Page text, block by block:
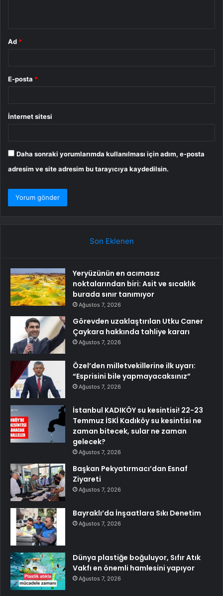
Ad *
E-posta *
İnternet sitesi
Daha sonraki yorumlarımda kullanılması için adım, e-posta
adresim ve site adresim bu tarayıcıya kaydedilsin.
Son Eklenen
Yeryüzünün en acımasız
noktalarından biri: Asit ve sıcaklık
burada sınır tanımıyor
Ağustos 7, 2026
Görevden uzaklaştırılan Utku Caner
Çaykara hakkında tahliye kararı
Ağustos 7, 2026
Özel’den milletvekillerine ilk uyarı:
“Esprisini bile yapmayacaksınız”
Ağustos 7, 2026
İstanbul KADIKÖY su kesintisi! 22-23
Temmuz İSKİ Kadıköy su kesintisi ne
zaman bitecek, sular ne zaman
gelecek?
Ağustos 7, 2026
Başkan Pekyatırmacı’dan Esnaf
Ziyareti
Ağustos 7, 2026
Bayraklı’da İnşaatlara Sıkı Denetim
Ağustos 7, 2026
Dünya plastiğe boğuluyor, Sıfır Atık
Vakfı en önemli hamlesini yapıyor
Ağustos 7, 2026